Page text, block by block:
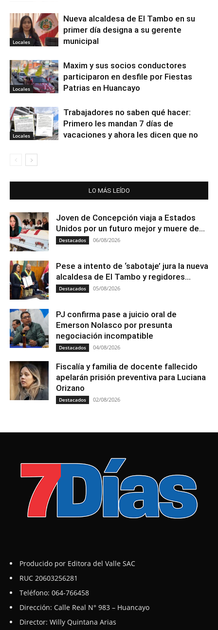
Locales
Nueva alcaldesa de El Tambo en su
primer día designa a su gerente
municipal
Locales
Maxim y sus socios conductores
participaron en desfile por Fiestas
Patrias en Huancayo
Locales
Trabajadores no saben qué hacer:
Primero les mandan 7 días de
vacaciones y ahora les dicen que no
LO MÁS LEÍDO
Joven de Concepción viaja a Estados
Unidos por un futuro mejor y muere de...
Destacados 06/08/2026
Pese a intento de ‘sabotaje’ jura la nueva
alcaldesa de El Tambo y regidores...
Destacados 05/08/2026
PJ confirma pase a juicio oral de
Emerson Nolasco por presunta
negociación incompatible
Destacados 04/08/2026
Fiscalía y familia de docente fallecido
apelarán prisión preventiva para Luciana
Orizano
Destacados 02/08/2026
Producido por Editora del Valle SAC
RUC 20603256281
Teléfono: 064-766458
Dirección: Calle Real N° 983 – Huancayo
Director: Willy Quintana Arias